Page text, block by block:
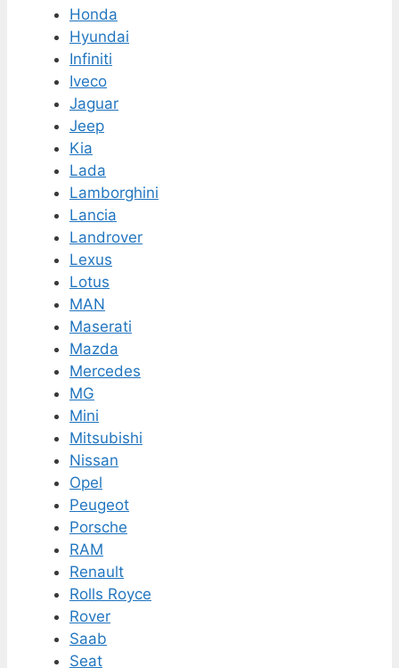
Honda
Hyundai
Infiniti
Iveco
Jaguar
Jeep
Kia
Lada
Lamborghini
Lancia
Landrover
Lexus
Lotus
MAN
Maserati
Mazda
Mercedes
MG
Mini
Mitsubishi
Nissan
Opel
Peugeot
Porsche
RAM
Renault
Rolls Royce
Rover
Saab
Seat